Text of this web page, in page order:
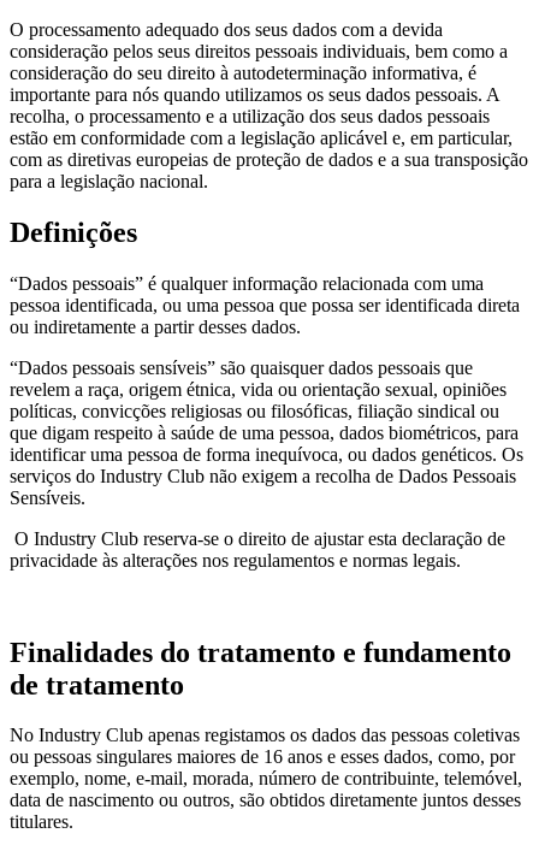
O processamento adequado dos seus dados com a devida
consideração pelos seus direitos pessoais individuais, bem como a
consideração do seu direito à autodeterminação informativa, é
importante para nós quando utilizamos os seus dados pessoais. A
recolha, o processamento e a utilização dos seus dados pessoais
estão em conformidade com a legislação aplicável e, em particular,
com as diretivas europeias de proteção de dados e a sua transposição
para a legislação nacional.
Definições
“Dados pessoais” é qualquer informação relacionada com uma
pessoa identificada, ou uma pessoa que possa ser identificada direta
ou indiretamente a partir desses dados.
“Dados pessoais sensíveis” são quaisquer dados pessoais que
revelem a raça, origem étnica, vida ou orientação sexual, opiniões
políticas, convicções religiosas ou filosóficas, filiação sindical ou
que digam respeito à saúde de uma pessoa, dados biométricos, para
identificar uma pessoa de forma inequívoca, ou dados genéticos. Os
serviços do Industry Club não exigem a recolha de Dados Pessoais
Sensíveis.
O Industry Club reserva-se o direito de ajustar esta declaração de
privacidade às alterações nos regulamentos e normas legais.
Finalidades do tratamento e fundamento
de tratamento
No Industry Club apenas registamos os dados das pessoas coletivas
ou pessoas singulares maiores de 16 anos e esses dados, como, por
exemplo, nome, e-mail, morada, número de contribuinte, telemóvel,
data de nascimento ou outros, são obtidos diretamente juntos desses
titulares.